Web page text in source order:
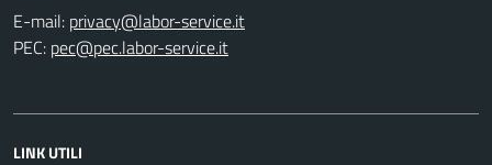
E-mail:
PEC:
LINK UTILI